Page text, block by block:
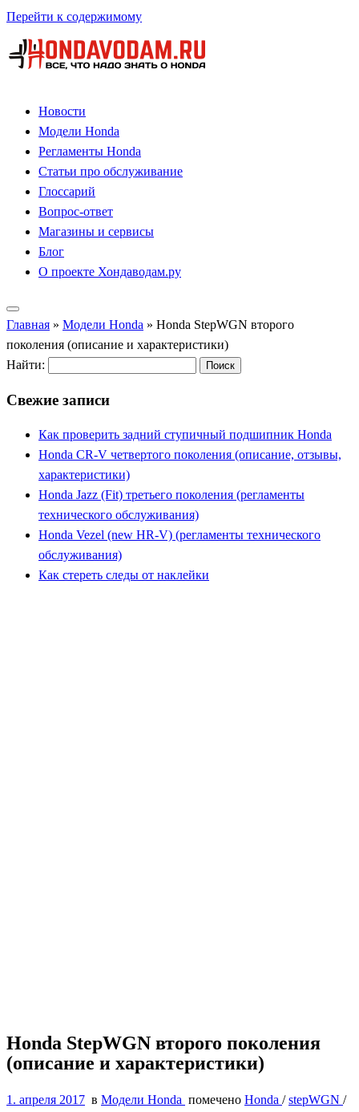
Перейти к содержимому
Новости
Модели Honda
Регламенты Honda
Статьи про обслуживание
Глоссарий
Вопрос-ответ
Магазины и сервисы
Блог
О проекте Хондаводам.ру
Главная » Модели Honda » Honda StepWGN второго
поколения (описание и характеристики)
Найти:
Свежие записи
Как проверить задний ступичный подшипник Honda
Honda CR-V четвертого поколения (описание, отзывы,
характеристики)
Honda Jazz (Fit) третьего поколения (регламенты
технического обслуживания)
Honda Vezel (new HR-V) (регламенты технического
обслуживания)
Как стереть следы от наклейки
Honda StepWGN второго поколения
(описание и характеристики)
1. апреля 2017 в Модели Honda помечено Honda /stepWGN /